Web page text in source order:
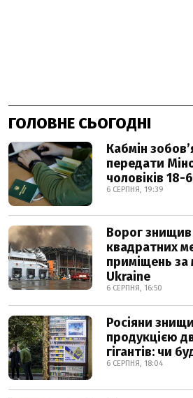
ГОЛОВНЕ СЬОГОДНІ
Кабмін
передати
чоловіків 18-
6 СЕРПНЯ, 19:39
Ворог
квадратних
приміщень за
Ukraine
6 СЕРПНЯ, 16:50
Росіяни
продукцією
гігантів: чи
6 СЕРПНЯ, 18:04